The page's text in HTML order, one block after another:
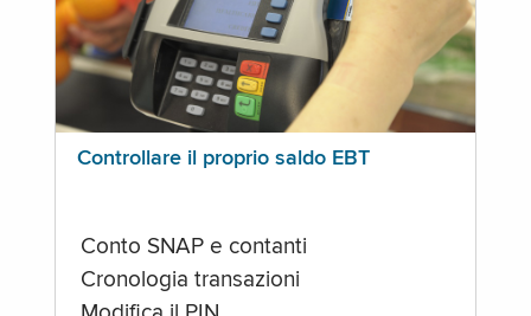
Controllare il proprio saldo EBT
Conto SNAP e contanti
Cronologia transazioni